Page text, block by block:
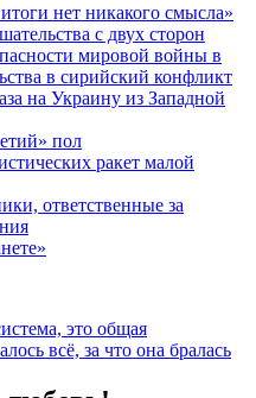
нет никакого смысла»
с двух сторон
мировой войны в
в сирийский конфликт
на Украину из Западной
пол
ракет малой
ответственные за
это общая
всё, за что она бралась